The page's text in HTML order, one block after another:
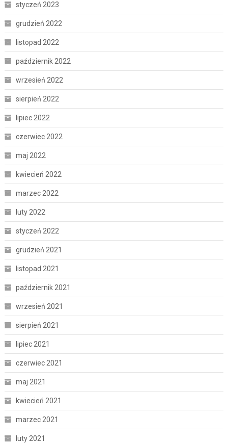
styczeń 2023
grudzień 2022
listopad 2022
październik 2022
wrzesień 2022
sierpień 2022
lipiec 2022
czerwiec 2022
maj 2022
kwiecień 2022
marzec 2022
luty 2022
styczeń 2022
grudzień 2021
listopad 2021
październik 2021
wrzesień 2021
sierpień 2021
lipiec 2021
czerwiec 2021
maj 2021
kwiecień 2021
marzec 2021
luty 2021